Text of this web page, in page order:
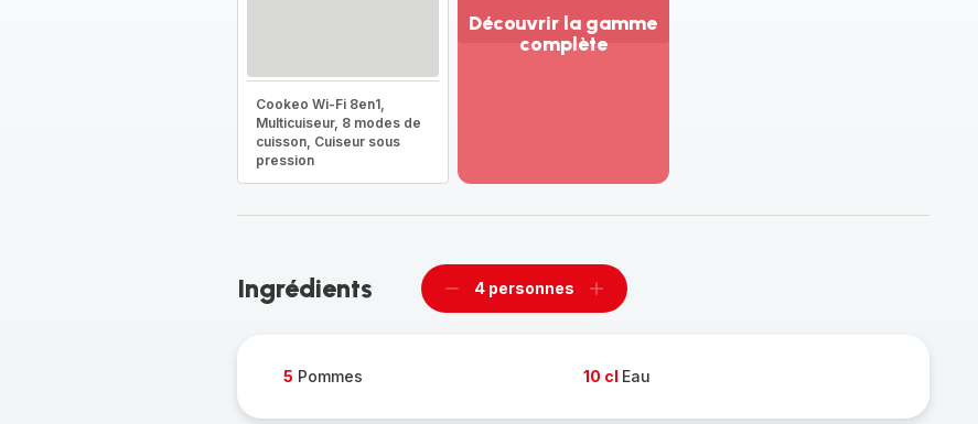
Cookeo Wi-Fi 8en1,
Multicuiseur, 8 modes de
cuisson, Cuiseur sous
pression
Découvrir la gamme
complète
-
Ingrédients
Supprimer
4 personnes
Ajouter
5 Pommes 10 cl Eau